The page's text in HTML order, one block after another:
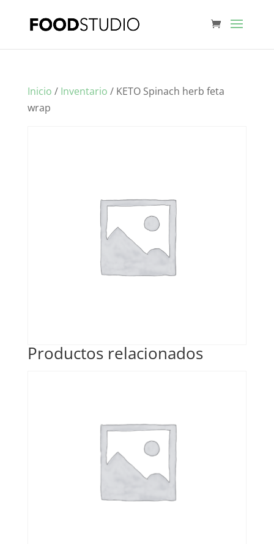
Inicio / Inventario / KETO Spinach herb feta
wrap
Productos relacionados